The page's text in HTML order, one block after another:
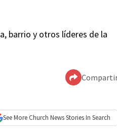
barrio y otros líderes de la
See More Church NewsStories In Search